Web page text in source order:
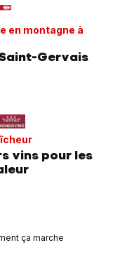
en montagne à
Gervais
vins pour les
ça marche